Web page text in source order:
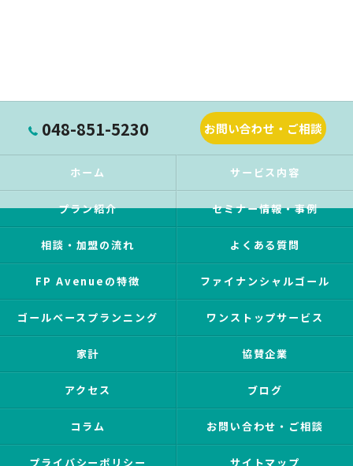
048-851-5230 お問い合わせ・ご相談
ホーム サービス内容
プラン紹介 セミナー情報・事例
相談・加盟の流れ よくある質問
FP Avenueの特徴 ファイナンシャルゴール
ゴールベースプランニング ワンストップサービス
家計 協賛企業
アクセス ブログ
コラム お問い合わせ・ご相談
プライバシーポリシー サイトマップ